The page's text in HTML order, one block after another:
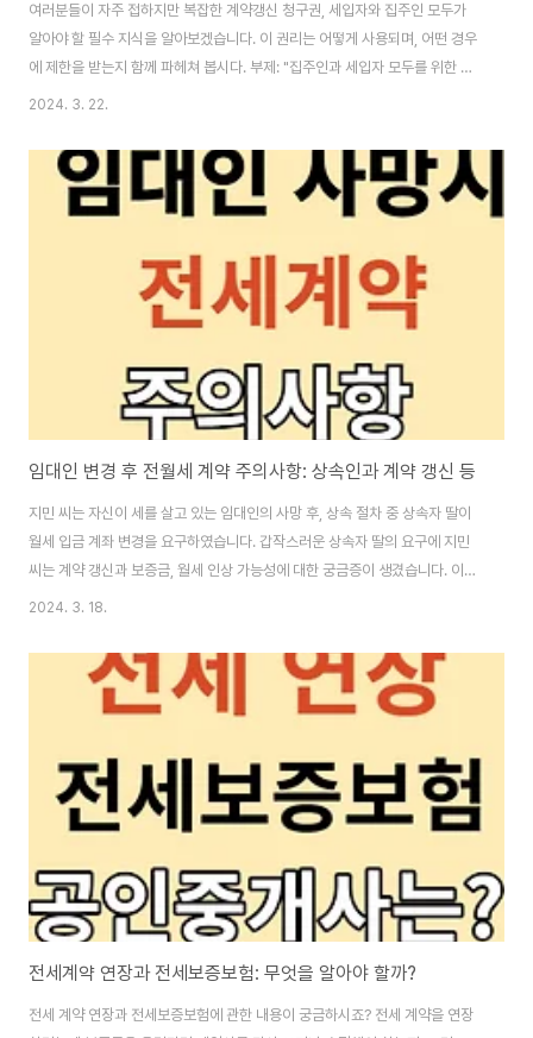
여러분들이 자주 접하지만 복잡한 계약갱신 청구권, 세입자와 집주인 모두가
알아야 할 필수 지식을 알아보겠습니다. 이 권리는 어떻게 사용되며, 어떤 경우
에 제한을 받는지 함께 파헤쳐 봅시다. 부제: "집주인과 세입자 모두를 위한 계
약갱신 청구권 완전분석"이 글의 순서0. 이 글의 요점1. 지민의 고민2. 계약갱
도움 되는 글0. 이 글의 요점 ▣ 계약갱신 청구권은 세입자가 기존 계약을 조건
그대로 2년 더 연장할 수 있는 권리입니다.▣ 이 권리는 세입자가 한 번만 사용
할 수 있으며, 집주인은 정당한 사유 없이 거절할 수 없습니다.▣ 계약갱신 청
2024. 3. 22.
임대인 변경 후 전월세 계약 주의사항: 상속인과 계약 갱신 등
지민 씨는 자신이 세를 살고 있는 임대인의 사망 후, 상속 절차 중 상속자 딸이
월세 입금 계좌 변경을 요구하였습니다. 갑작스러운 상속자 딸의 요구에 지민
씨는 계약 갱신과 보증금, 월세 인상 가능성에 대한 궁금증이 생겼습니다. 이를
어찌 해결해야 할지 함께 알아보겠습니다. 부제: "상속된 임대주택: 계약서 갱
주택임대차보호법의 역할3. 월세 입금과 계약서 변경4. 주택임대차보호법의
중요성5. 결론6. 도움 되는 글0. 이 글의 요점 ▶ 임대인 사망 후 상속인에게 월
세 입금 계좌 변경 요청이 왔습니다.▶ 특약으로 임대인 사망 시 계약 연장 및
2024. 3. 18.
전세계약 연장과 전세보증보험: 무엇을 알아야 할까?
전세 계약 연장과 전세보증보험에 관한 내용이 궁금하시죠? 전세 계약을 연장